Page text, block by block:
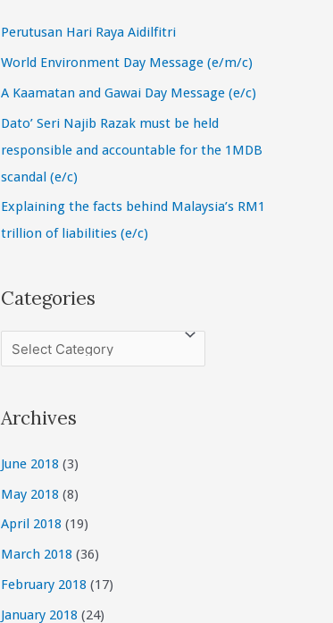
h
f
o
Perutusan Hari Raya Aidilfitri
World Environment Day Message (e/m/c)
A Kaamatan and Gawai Day Message (e/c)
Dato’ Seri Najib Razak must be held
responsible and accountable for the 1MDB
scandal (e/c)
Explaining the facts behind Malaysia’s RM1
trillion of liabilities (e/c)
Categories
a
e
r
i
e
s
Archives
June 2018 (3)
May 2018 (8)
April 2018 (19)
March 2018 (36)
February 2018 (17)
January 2018 (24)